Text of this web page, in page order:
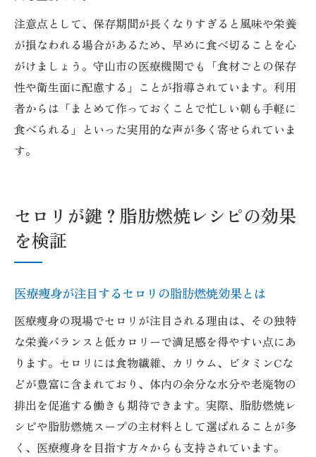
注意点として、保存期間が長くなりすぎると風味や栄養
が損なわれる場合があるため、早めに食べ切ることを心
がけましょう。守山市の医療機関でも「食材ごとの保存
性や衛生面に配慮する」ことが指導されています。利用
者からは「まとめて作っておくことで忙しい朝も手軽に
食べられる」といった実用的な声が多く寄せられていま
す。
セロリが鍵？脂肪燃焼レシピの効果
を検証
医療痩身が注目するセロリの脂肪燃焼効果とは
医療痩身の現場でセロリが注目される理由は、その独特
な栄養バランスと低カロリーで満足感を得やすい点にあ
ります。セロリには食物繊維、カリウム、ビタミンCな
どが豊富に含まれており、体内の余分な水分や老廃物の
排出を促進する働きも期待できます。実際、脂肪燃焼レ
シピや脂肪燃焼スープの主材料として選ばれることが多
く、医療痩身を目指す方々からも支持されています。